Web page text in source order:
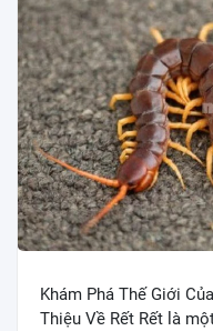
Khám Phá Thế Giới
Thiệu Về Rết Rết là